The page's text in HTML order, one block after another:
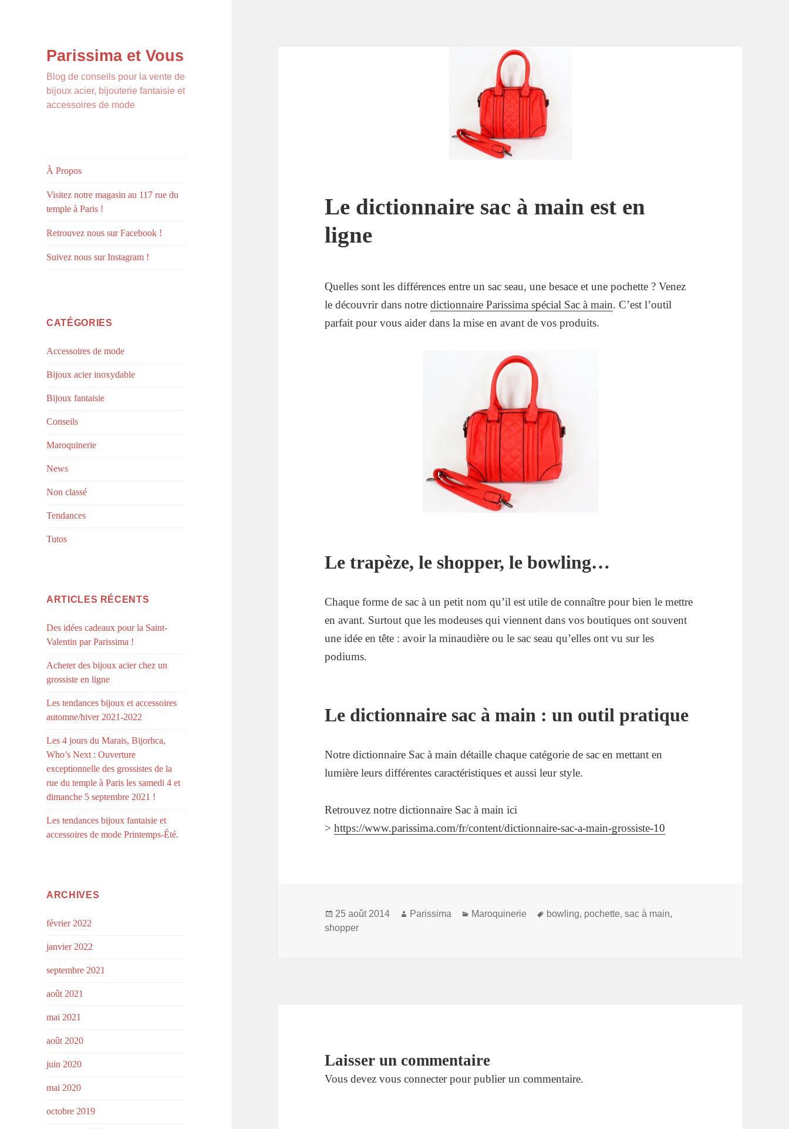
Parissima et Vous
Blog de conseils pour la vente de
bijoux acier, bijouterie fantaisie et
accessoires de mode
À Propos
Visitez notre magasin au 117 rue du
temple à Paris !
Retrouvez nous sur Facebook !
Suivez nous sur Instagram !
CATÉGORIES
Accessoires de mode
Bijoux acier inoxydable
Bijoux fantaisie
Conseils
Maroquinerie
News
Non classé
Tendances
Tutos
ARTICLES RÉCENTS
Des idées cadeaux pour la Saint-
Valentin par Parissima !
Acheter des bijoux acier chez un
grossiste en ligne
Les tendances bijoux et accessoires
automne/hiver 2021-2022
Les 4 jours du Marais, Bijorhca,
Who’s Next : Ouverture
exceptionnelle des grossistes de la
rue du temple à Paris les samedi 4 et
dimanche 5 septembre 2021 !
Les tendances bijoux fantaisie et
accessoires de mode Printemps-Été.
ARCHIVES
février 2022
janvier 2022
septembre 2021
août 2021
mai 2021
août 2020
juin 2020
mai 2020
octobre 2019
Le dictionnaire sac à main est en
ligne
Quelles sont les différences entre un sac seau, une besace et une pochette ? Venez
le découvrir dans notredictionnaire Parissima spécial Sac à main. C’est l’outil
parfait pour vous aider dans la mise en avant de vos produits.
Le trapèze, le shopper, le bowling…
Chaque forme de sac à un petit nom qu’il est utile de connaître pour bien le mettre
en avant. Surtout que les modeuses qui viennent dans vos boutiques ont souvent
une idée en tête : avoir la minaudière ou le sac seau qu’elles ont vu sur les
podiums.
Le dictionnaire sac à main : un outil pratique
Notre dictionnaire Sac à main détaille chaque catégorie de sac en mettant en
lumière leurs différentes caractéristiques et aussi leur style.
Retrouvez notre dictionnaire Sac à main ici
>https://www.parissima.com/fr/content/dictionnaire-sac-a-main-grossiste-10
Publié
le
25 août 2014 Auteur
Parissima Catégories
Maroquinerie
Mots-
bowling, pochette,sac à main,
shopper
Laisser un commentaire
Vous devezvous connecterpour publier un commentaire.